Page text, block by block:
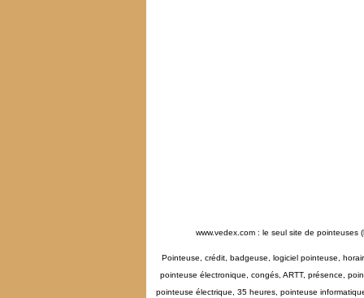
www.vedex.com : le seul site de pointeuses
Pointeuse, crédit, badgeuse, logiciel pointeuse,
pointeuse électronique, congés, ARTT, présence,
pointeuse électrique, 35 heures, pointeuse